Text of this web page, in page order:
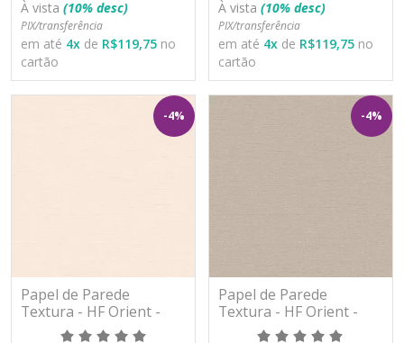
À vista (10% desc)
PIX/transferência
em até 4x de R$119,75 no
cartão
À vista (10% desc)
PIX/transferência
em até 4x de R$119,75 no
cartão
-4%
Papel de Parede
Textura - HF Orient -
121058 - Vinílico - TNT
-4%
Papel de Parede
Textura - HF Orient -
121059 - Vinílico - TNT